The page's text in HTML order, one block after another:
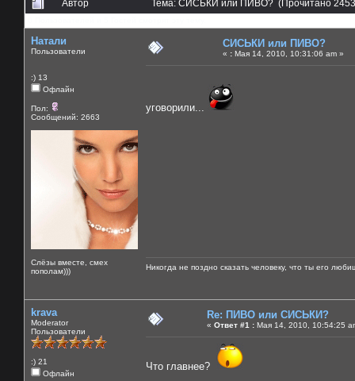
Автор
Тема: СИСЬКИ или ПИВО? (Прочитано
Натали
Пользователи
:) 13
Офлайн
Пол:
Сообщений: 2663
Слёзы вместе, смех
пополам)))
СИСЬКИ или ПИВО?
« : Мая 14, 2010, 10:31:06 am »
уговорили...
Никогда не поздно сказать человеку, что ты его
krava
Moderator
Пользователи
:) 21
Офлайн
Re: ПИВО или СИСЬКИ?
« Ответ #1 : Мая 14, 2010, 10:54:25
Что главнее?